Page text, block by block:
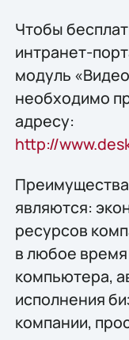
Чтобы
интранет-
модуль
необходимо
адресу:
http://
являются:
ресурсов
в любое
компьютера,
исполнения
компании,